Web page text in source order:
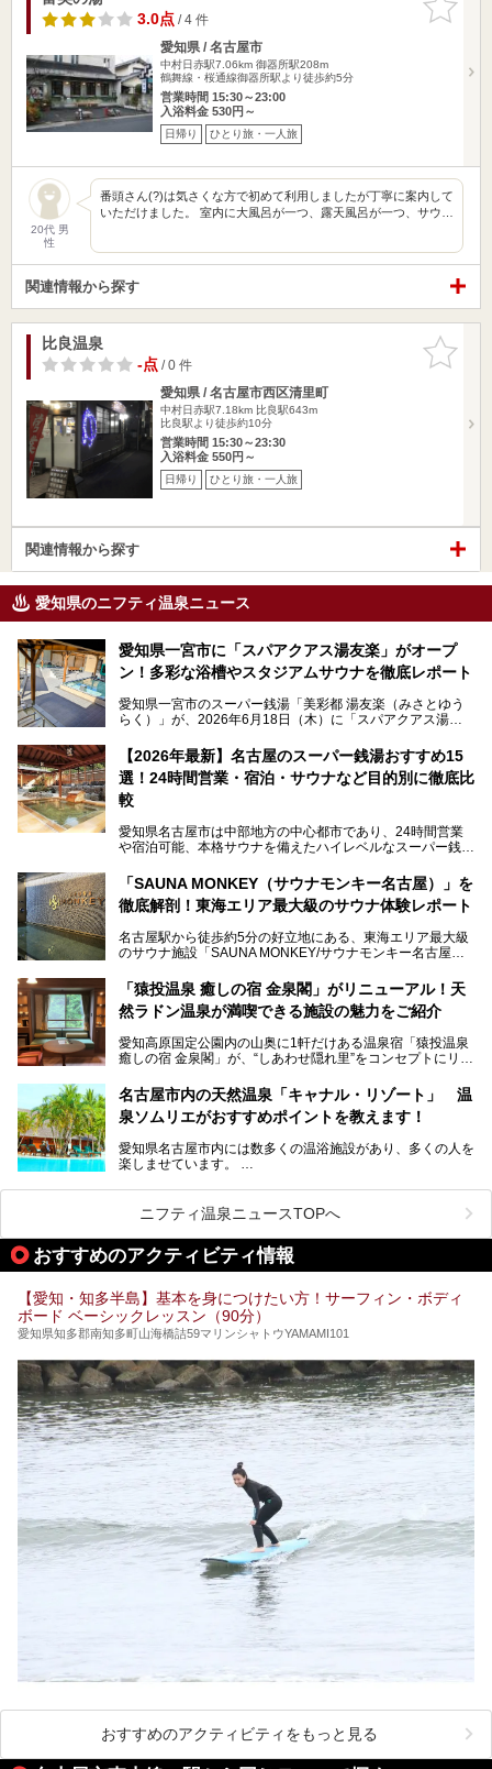
りに追加
3.0点/ 4 件
愛知県 / 名古屋市
中村日赤駅7.06km 御器所駅208m
鶴舞線・桜通線御器所駅より徒歩約5分
営業時間 15:30～23:00
入浴料金 530円～
日帰り ひとり旅・一人旅
20代 男
性
番頭さん(?)は気さくな方で初めて利用しましたが丁寧に案内して
いただけました。 室内に大風呂が一つ、露天風呂が一つ、サウ…
関連情報から探す
お気に入
りに追加
比良温泉
-点/ 0 件
愛知県 / 名古屋市西区清里町
中村日赤駅7.18km 比良駅643m
比良駅より徒歩約10分
営業時間 15:30～23:30
入浴料金 550円～
日帰り ひとり旅・一人旅
関連情報から探す
愛知県のニフティ温泉ニュース
愛知県一宮市に「スパアクアス湯友楽」がオープ
ン！多彩な浴槽やスタジアムサウナを徹底レポート
愛知県一宮市のスーパー銭湯「美彩都 湯友楽（みさとゆう
らく）」が、2026年6月18日（木）に「スパアクアス湯友
この地で30年にわたり愛され続けてきた施設だからこそ、
地元住民をはじめオープンを待ちわびている人も多いのでは
ないでしょうか。
老朽化した設備の補修を機に、2年前からじっくり構想を練
ってきたというだけあって、館内の充実度は想像以上。
以前の4倍に拡張したという露天エリアや10の浴槽、40人収
容の巨大なスタジアムサウナに、岩盤浴やリラクゼーション
までまるごと楽しめる施設に生まれ変わりました。
今回は、全面リニューアルして新しくなった「スパアクアス
【2026年最新】名古屋のスーパー銭湯おすすめ15
選！24時間営業・宿泊・サウナなど目的別に徹底比
較
愛知県名古屋市は中部地方の中心都市であり、24時間営業
や宿泊可能、本格サウナを備えたハイレベルなスーパー銭湯
そのため、「日々の仕事の疲れを心身ともにリセットした
い」「休日に時間を忘れて1日中ダラダラ過ごしたい」「コ
くある点が魅力です！
お好みの温泉施設を見つけて楽しんでくださいね。
「SAUNA MONKEY（サウナモンキー名古屋）」を
徹底解剖！東海エリア最大級のサウナ体験レポート
名古屋駅から徒歩約5分の好立地にある、東海エリア最大級
のサウナ施設「SAUNA MONKEY/サウナモンキー名古屋」
「名古屋駅周辺ってサウナが少ないよね」という声をよく耳
にするだけあり、アクセスの良さにも胸が高鳴ります。
今回は普段は男性専用となっているパブリックサウナが、女
さっそく取材してきました！
「猿投温泉 癒しの宿 金泉閣」がリニューアル！天
然ラドン温泉が満喫できる施設の魅力をご紹介
愛知高原国定公園内の山奥に1軒だけある温泉宿「猿投温泉
癒しの宿 金泉閣」が、“しあわせ隠れ里”をコンセプトにリニ
天然ラドン温泉が堪能できるお風呂や、新設・改装された客
室、地元の食材と温泉水で作られたお料理……。
ご紹介します。
名古屋市内の天然温泉「キャナル・リゾート」 温
泉ソムリエがおすすめポイントを教えます！
愛知県名古屋市内には数多くの温浴施設があり、多くの人を
楽しませています。
ムリエの目線で紹介していきます！
名古屋市内にはスーパー銭湯や日帰り温泉が多く、「どこに
行こうかな？」と悩んでしまう方も多いと思います。
ぜひこの記事を参考にして「キャナル・リゾート」に出かけ
てみるのはいかがでしょうか？
ニフティ温泉ニュースTOPへ
おすすめのアクティビティ情報
【愛知・知多半島】基本を身につけたい方！サーフィン・ボディ
ボード ベーシックレッスン（90分）
愛知県知多郡南知多町山海橋詰59マリンシャトウYAMAMI101
おすすめのアクティビティをもっと見る